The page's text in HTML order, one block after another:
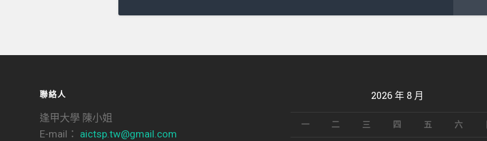
覽
聯絡人
逢甲大學 陳小姐
E-mail： aictsp.tw@gmail.com
2026 年 8 月
一 二 三 四 五 六